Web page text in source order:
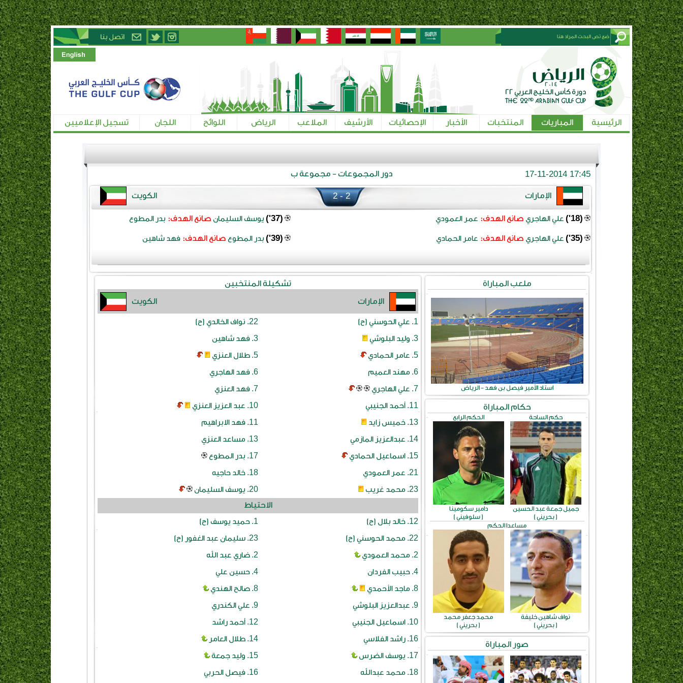
الرئيسية المباريات المنتخبات الأخبار الإحصائيات الأرشيف الملاعب الرياض اللوائح اللجان تسجيل الإعلاميين
دور المجموعات - مجموعة ب 17-11-2014 17:45
الكويت 2 - 2 الإمارات
(18') علي الهاجري صانع الهدف: عمر العمودي
(35') علي الهاجري صانع الهدف: عامر الحمادي
(37') يوسف السليمان صانع الهدف: بدر المطوع
(39') بدر المطوع صانع الهدف: فهد شاهين
ملعب المباراة
استاد الأمير فيصل بن فهد - الرياض
حكام المباراة
حكم الساحة
جميل جمعة عبد الحسين
( بحريني )
الحكم الرابع
دامير سكومينا
( سلوفيني )
مساعدا الحكم
نواف شاهين خليفة
( بحريني )
محمد جعفر محمد
( بحريني )
صور المباراة
تشكيلة المنتخبين
الكويت
الإمارات
22. نواف الخالدي (ح)
3. فهد شاهين
5. طلال العنزي
6. فهد الهاجري
7. فهد العنزي
10. عبد العزيز العنزي
11. فهد الابراهيم
13. مساعد العنزي
17. بدر المطوع
18. خالد حاجيه
20. يوسف السليمان
1. علي الحوسني (ح)
3. وليد البلوشي
5. عامر الحمادي
6. مهند العميم
7. علي الهاجري
11. أحمد الجنيبي
13. خميس زايد
14. عبدالعزيز المازمي
15. اسماعيل الحمادي
21. عمر العمودي
23. محمد غريب
الاحتياط
1. حميد يوسف (ح)
23. سليمان عبد الغفور (ح)
2. ضاري عبد الله
4. حسين علي
8. صالح الهندي
9. علي الكندري
12. أحمد راشد
14. طلال العامر
15. وليد جمعة
16. فيصل الحربي
12. خالد بلال (ح)
22. محمد الحوسني (ح)
2. محمد العمودي
4. حبيب الفردان
8. ماجد الأحمدي
9. عبدالعزيز البلوشي
10. اسماعيل الجنيبي
16. راشد الفلاسي
17. يوسف الضرس
18. محمد عبدالله